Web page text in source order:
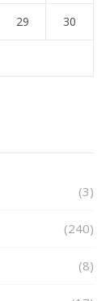
29 30
(3)
(240)
(8)